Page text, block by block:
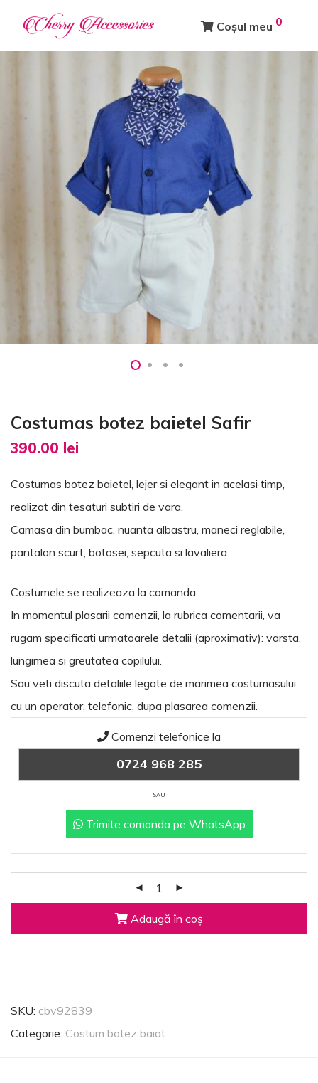
Coșul meu 0
Costumas botez baietel Safir
390.00 lei
Costumas botez baietel, lejer si elegant in acelasi timp,
realizat din tesaturi subtiri de vara.
Camasa din bumbac, nuanta albastru, maneci reglabile,
pantalon scurt, botosei, sepcuta si lavaliera.
Costumele se realizeaza la comanda.
In momentul plasarii comenzii, la rubrica comentarii, va
rugam specificati urmatoarele detalii (aproximativ): varsta,
lungimea si greutatea copilului.
Sau veti discuta detaliile legate de marimea costumasului
cu un operator, telefonic, dupa plasarea comenzii.
Comenzi telefonice la
0724 968 285
SAU
Trimite comanda pe WhatsApp
Adaugă în coș
SKU: cbv92839
Categorie: Costum botez baiat